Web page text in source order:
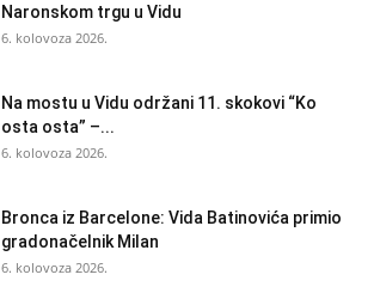
Naronskom trgu u Vidu
6. kolovoza 2026.
Na mostu u Vidu održani 11. skokovi “Ko
osta osta” –...
6. kolovoza 2026.
Bronca iz Barcelone: Vida Batinovića primio
gradonačelnik Milan
6. kolovoza 2026.